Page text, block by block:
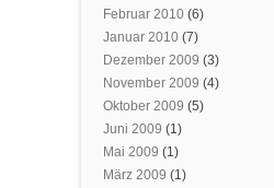
Februar 2010 (6)
Januar 2010 (7)
Dezember 2009 (3)
November 2009 (4)
Oktober 2009 (5)
Juni 2009 (1)
Mai 2009 (1)
März 2009 (1)